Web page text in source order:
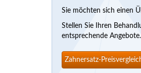
Sie möchten sich einen
Stellen Sie Ihren
entsprechende Angebote.
Zahnersatz-